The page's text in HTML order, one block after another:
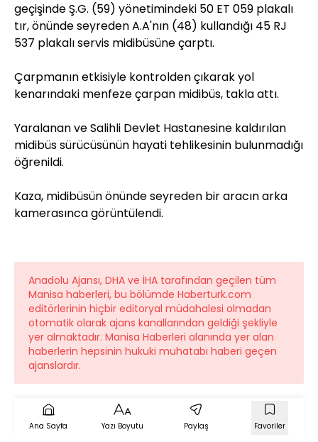
geçişinde Ş.G. (59) yönetimindeki 50 ET 059 plakalı
tır, önünde seyreden A.A'nın (48) kullandığı 45 RJ
537 plakalı servis midibüsüne çarptı.
Çarpmanın etkisiyle kontrolden çıkarak yol
kenarındaki menfeze çarpan midibüs, takla attı.
Yaralanan ve Salihli Devlet Hastanesine kaldırılan
midibüs sürücüsünün hayati tehlikesinin bulunmadığı
öğrenildi.
Kaza, midibüsün önünde seyreden bir aracın arka
kamerasınca görüntülendi.
Anadolu Ajansı, DHA ve İHA tarafından geçilen tüm
Manisa haberleri, bu bölümde Haberturk.com
editörlerinin hiçbir editoryal müdahalesi olmadan
otomatik olarak ajans kanallarından geldiği şekliyle
yer almaktadır. Manisa Haberleri alanında yer alan
haberlerin hepsinin hukuki muhatabı haberi geçen
ajanslardır.
Ana Sayfa Yazı Boyutu Paylaş Favoriler